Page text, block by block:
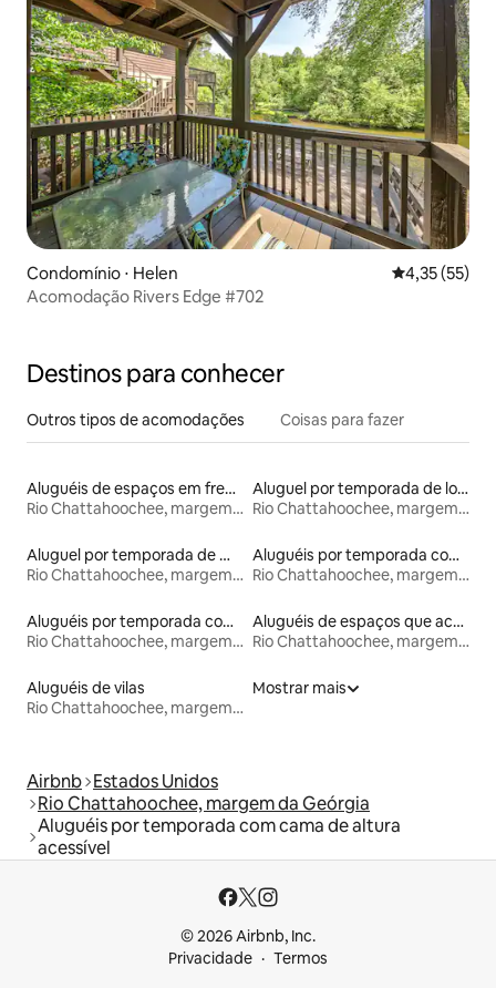
Condomínio ⋅ Helen 4,35 de uma
4,35 (55)
Acomodação Rivers Edge #702
Destinos para conhecer
Outros tipos de acomodações Coisas para fazer
Aluguéis de espaços em frente à praia
Rio Chattahoochee, margem da Geórgia
Aluguel por temporada de lofts
Rio Chattahoochee, margem da Geórgia
Aluguel por temporada de microcasas
Rio Chattahoochee, margem da Geórgia
Aluguéis por temporada com banheira de hidromassagem
Rio Chattahoochee, margem da Geórgia
Aluguéis por temporada com café da manhã
Rio Chattahoochee, margem da Geórgia
Aluguéis de espaços que aceitam animais de estimação
Rio Chattahoochee, margem da Geórgia
Aluguéis de vilas
Rio Chattahoochee, margem da Geórgia
Mostrar mais
Airbnb Estados Unidos
Rio Chattahoochee, margem da Geórgia
Aluguéis por temporada com cama de altura
acessível
© 2026 Airbnb, Inc.
Privacidade
Termos